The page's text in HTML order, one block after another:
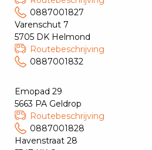
0887001827
Varenschut 7
5705 DK Helmond
Routebeschrijving
0887001832
Emopad 29
5663 PA Geldrop
Routebeschrijving
0887001828
Havenstraat 28